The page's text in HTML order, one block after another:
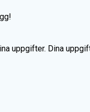
uppgifter. Dina